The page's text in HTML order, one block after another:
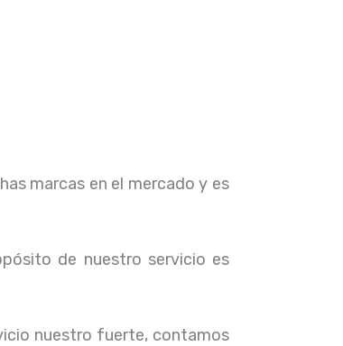
marcas en el mercado y es
de nuestro servicio es
nuestro fuerte, contamos